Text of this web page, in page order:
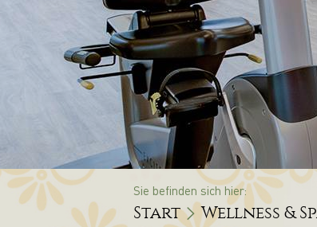
Sie befinden sich hier:
Start Wellness &